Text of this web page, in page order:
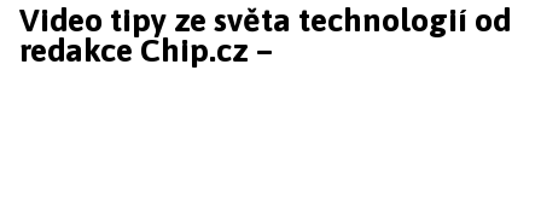
Video tipy ze světa technologií od
redakce Chip.cz –